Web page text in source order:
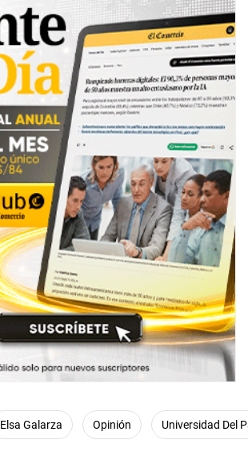
Elsa Galarza Opinión Universidad Del